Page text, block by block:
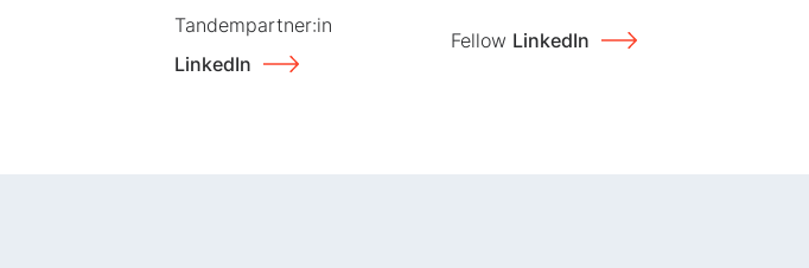
Tandempartner:in
LinkedIn
Fellow LinkedIn